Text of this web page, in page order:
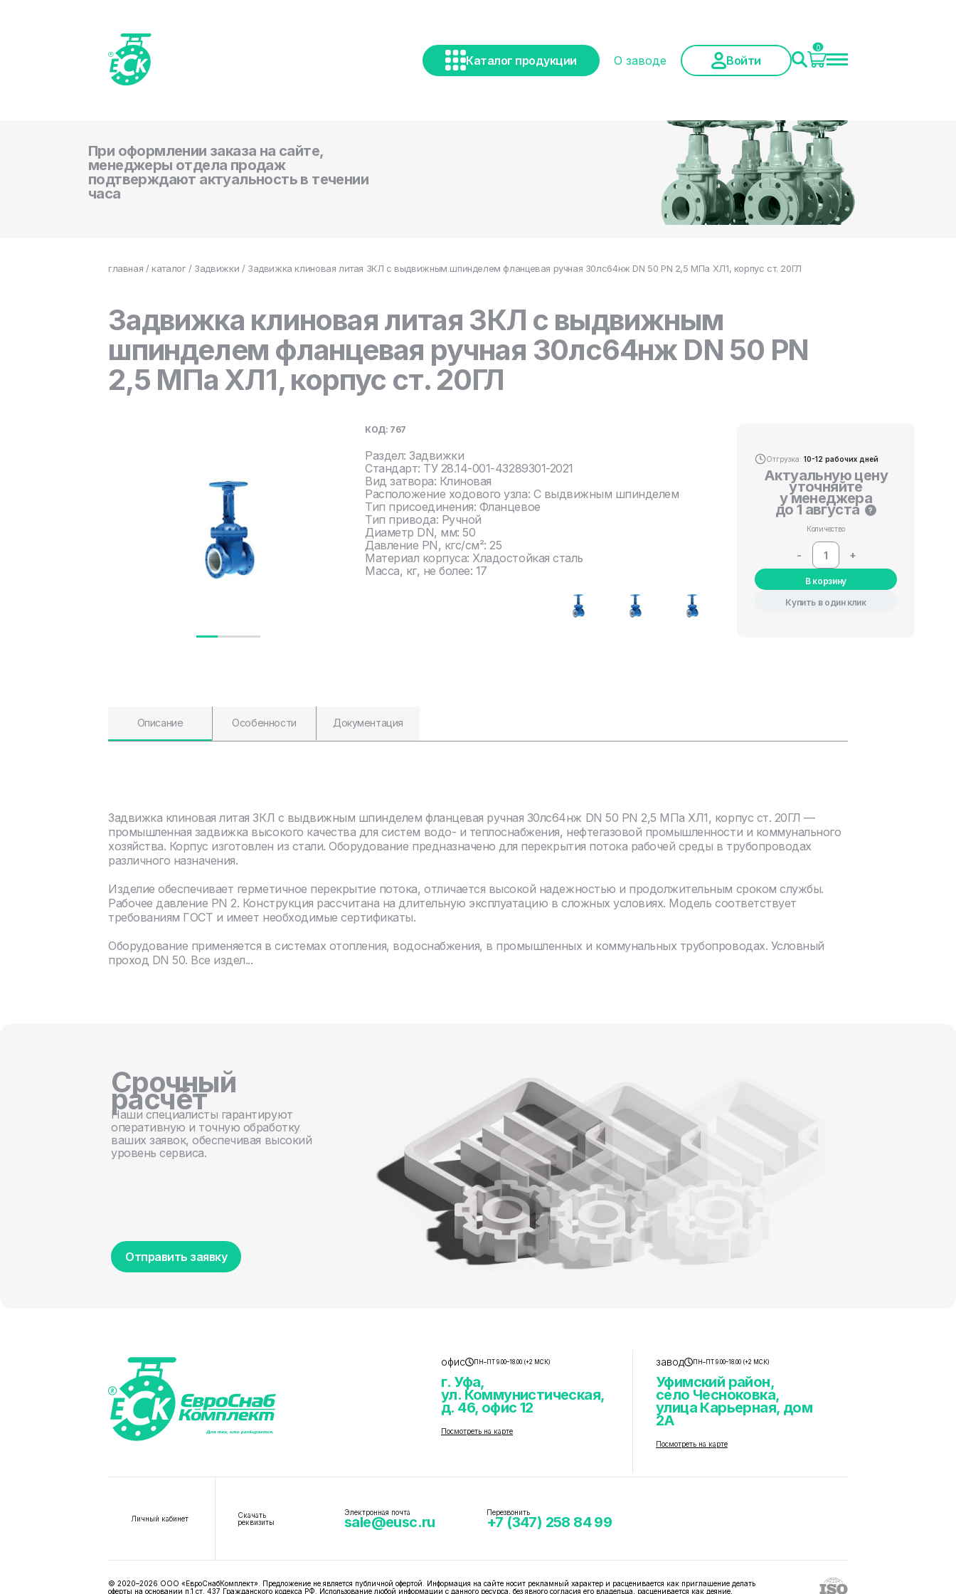
Каталог продукции О заводе Войти
0
При оформлении заказа на сайте,
менеджеры отдела продаж
подтверждают актуальность в течении
часа
главная / каталог/ Задвижки / Задвижка клиновая литая ЗКЛ с выдвижным шпинделем фланцевая ручная 30лс64нж DN 50 PN 2,5 МПа ХЛ1, корпус ст. 20ГЛ
Задвижка клиновая литая ЗКЛ с выдвижным
шпинделем фланцевая ручная 30лс64нж DN 50 PN
2,5 МПа ХЛ1, корпус ст. 20ГЛ
КОД: 767
Раздел: Задвижки
Стандарт: ТУ 28.14-001-43289301-2021
Вид затвора: Клиновая
Расположение ходового узла: С выдвижным шпинделем
Тип присоединения: Фланцевое
Тип привода: Ручной
Диаметр DN, мм: 50
Давление PN, кгс/см²: 25
Материал корпуса: Хладостойкая сталь
Масса, кг, не более: 17
Отгрузка: 10-12 рабочих дней
Актуальную цену
уточняйте
у менеджера
до 1 августа ?
Количество
- +
В корзину
Купить в один клик
Описание Особенности Документация
Задвижка клиновая литая ЗКЛ с выдвижным шпинделем фланцевая ручная 30лс64нж DN 50 PN 2,5 МПа ХЛ1, корпус ст. 20ГЛ —
промышленная задвижка высокого качества для систем водо- и теплоснабжения, нефтегазовой промышленности и коммунального
хозяйства. Корпус изготовлен из стали. Оборудование предназначено для перекрытия потока рабочей среды в трубопроводах
различного назначения.
Изделие обеспечивает герметичное перекрытие потока, отличается высокой надежностью и продолжительным сроком службы.
Рабочее давление PN 2. Конструкция рассчитана на длительную эксплуатацию в сложных условиях. Модель соответствует
требованиям ГОСТ и имеет необходимые сертификаты.
Оборудование применяется в системах отопления, водоснабжения, в промышленных и коммунальных трубопроводах. Условный
проход DN 50. Все издел...
Срочный
расчёт
Наши специалисты гарантируют
оперативную и точную обработку
ваших заявок, обеспечивая высокий
уровень сервиса.
Отправить заявку
офис ПН–ПТ 9.00–18.00 (+2 МСК)
г. Уфа,
ул. Коммунистическая,
д. 46, офис 12
Посмотреть на карте
завод ПН–ПТ 9.00–18.00 (+2 МСК)
Уфимский район,
село Чесноковка,
улица Карьерная, дом
2А
Посмотреть на карте
Личный кабинет
Скачать
реквизиты
Электронная почта
sale@eusc.ru
Перезвонить
+7 (347) 258 84 99
© 2020–2026 ООО «ЕвроСнабКомплект». Предложение не является публичной офертой. Информация на сайте носит рекламный характер и расценивается как приглашение делать
оферты на основании п.1 ст. 437 Гражданского кодекса РФ. Использование любой информации с данного ресурса, без явного согласия его владельца, расценивается как деяние,